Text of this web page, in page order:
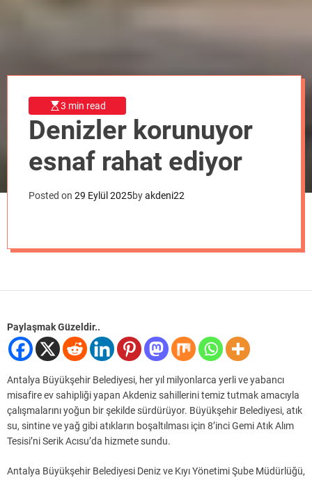
3 min read
Denizler korunuyor
esnaf rahat ediyor
Posted on 29 Eylül 2025byakdeni22
Paylaşmak Güzeldir..
Antalya Büyükşehir Belediyesi, her yıl milyonlarca yerli ve yabancı
misafire ev sahipliği yapan Akdeniz sahillerini temiz tutmak amacıyla
çalışmalarını yoğun bir şekilde sürdürüyor. Büyükşehir Belediyesi, atık
su, sintine ve yağ gibi atıkların boşaltılması için 8’inci Gemi Atık Alım
Tesisi’ni Serik Acısu’da hizmete sundu.
Antalya Büyükşehir Belediyesi Deniz ve Kıyı Yönetimi Şube Müdürlüğü,